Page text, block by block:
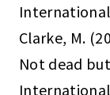
Clarke, M.
Not dead